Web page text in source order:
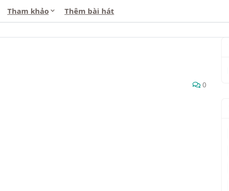
Tham khảo Thêm bài hát
0